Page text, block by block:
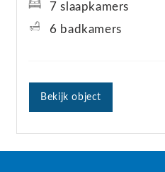
7 slaapkamers
6 badkamers
Bekijk object